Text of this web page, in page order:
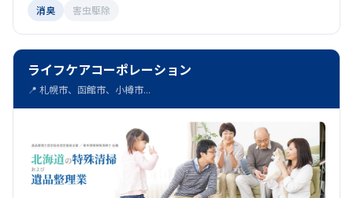
消臭
害虫駆除
ライフケアコーポレーション
📍 札幌市、函館市、小樽市...